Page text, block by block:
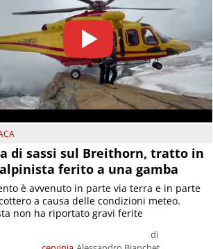
di sassi sul Breithorn, tratto in
ferito a una gamba
di
è avvenuto in parte via terra e in parte
a causa delle condizioni meteo.
non ha riportato gravi ferite